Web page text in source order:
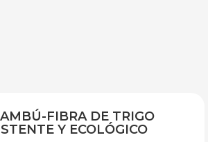
FIBRA DE TRIGO
Y ECOLÓGICO